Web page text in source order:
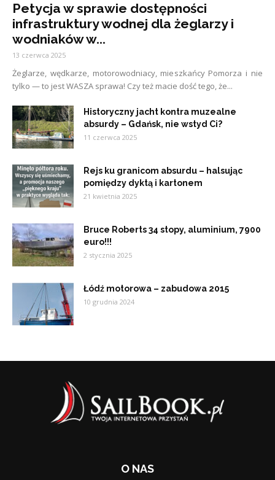
Petycja w sprawie dostępności
infrastruktury wodnej dla żeglarzy i
wodniaków w...
13 czerwca 2025
Żeglarze, wędkarze, motorowodniacy, mieszkańcy Pomorza i nie
tylko — to jest WASZA sprawa! Czy też macie dość tego, że...
Historyczny jacht kontra muzealne
absurdy – Gdańsk, nie wstyd Ci?
11 czerwca 2025
Rejs ku granicom absurdu – halsując
pomiędzy dyktą i kartonem
21 kwietnia 2025
Bruce Roberts 34 stopy, aluminium, 7900
euro!!!
2 stycznia 2025
Łódź motorowa – zabudowa 2015
10 grudnia 2024
O NAS